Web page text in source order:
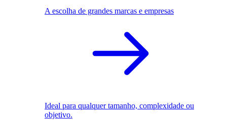
A escolha de grandes marcas e empresas
Ideal para qualquer tamanho, complexidade ou
objetivo.